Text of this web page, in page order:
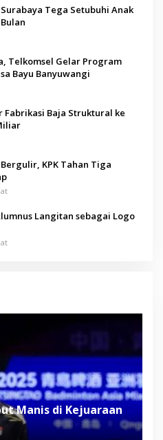
Tega Setubuhi Anak
Telkomsel Gelar Program
Bayu Banyuwangi
Fabrikasi Baja Struktural ke
KPK Tahan Tiga
Langitan sebagai Logo
Manis di Kejuaraan